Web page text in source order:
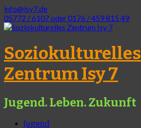
info@isy7.de
05772 / 6107 oder 0176 / 459 815 49
Soziokulturelles
Zentrum Isy 7
Jugend. Leben. Zukunft
Jugend